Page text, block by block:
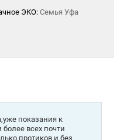
ЭКО: Семья Уфа
показания к
более всех почти
протиков и без